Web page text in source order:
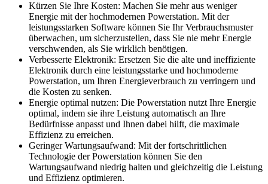
Kürzen Sie Ihre Kosten: Machen Sie mehr aus weniger
Energie mit der hochmodernen Powerstation. Mit der
leistungsstarken Software können Sie Ihr Verbrauchsmuster
überwachen, um sicherzustellen, dass Sie nie mehr Energie
verschwenden, als Sie wirklich benötigen.
Verbesserte Elektronik: Ersetzen Sie die alte und ineffiziente
Elektronik durch eine leistungsstarke und hochmoderne
Powerstation, um Ihren Energieverbrauch zu verringern und
die Kosten zu senken.
Energie optimal nutzen: Die Powerstation nutzt Ihre Energie
optimal, indem sie ihre Leistung automatisch an Ihre
Bedürfnisse anpasst und Ihnen dabei hilft, die maximale
Effizienz zu erreichen.
Geringer Wartungsaufwand: Mit der fortschrittlichen
Technologie der Powerstation können Sie den
Wartungsaufwand niedrig halten und gleichzeitig die Leistung
und Effizienz optimieren.